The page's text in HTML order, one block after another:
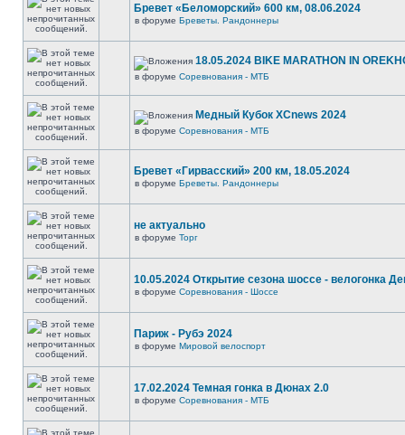
Бревет «Беломорский» 600 км, 08.06.2024
в форуме Бреветы. Рандоннеры
18.05.2024 BIKE MARATHON IN
в форуме Соревнования - МТБ
Медный Кубок XCnews 2024
в форуме Соревнования - МТБ
Бревет «Гирвасский» 200 км, 18.05.2024
в форуме Бреветы. Рандоннеры
не актуально
в форуме Торг
10.05.2024 Открытие сезона шоссе - велогонка
в форуме Соревнования - Шоссе
Париж - Рубэ 2024
в форуме Мировой велоспорт
17.02.2024 Темная гонка в Дюнах 2.0
в форуме Соревнования - МТБ